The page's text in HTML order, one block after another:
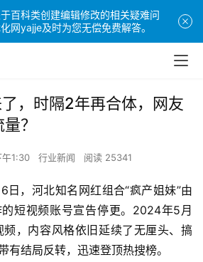
，时隔2年再合体，网友
？
1:30 行业新闻 阅读 25341
，河北知名网红组合“疯产姐妹”由
短视频账号宣告停更。2024年5月
，内容风格依旧延续了无厘头、搞
有结局反转，迅速登顶热搜榜。
百科类创建编辑修改的相关疑难问
网yajje及时为您无偿免费解答。